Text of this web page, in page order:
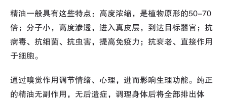
精油一般具有这些特点：高度浓缩，是植物原形的50-70
倍；分子小，高度渗透，进入真皮层，到达目标器官；抗
病毒、抗细菌、抗虫害，提高免疫力；抗衰老、直接作用
于细胞。
通过嗅觉作用调节情绪、心理，进而影响生理功能。纯正
的精油无副作用，无后遗症，调理身体后将全部排出体